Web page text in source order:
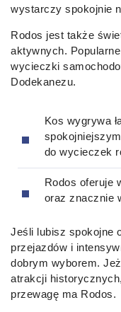
wystarczy spokojnie
Rodos jest także
aktywnych.
wycieczki
Dodekanezu.
Kos wygrywa
do wycieczek
Rodos oferuje
oraz znacznie
Jeśli lubisz spokojne
przejazdów i
dobrym wyborem.
atrakcji
przewagę ma Rodos.